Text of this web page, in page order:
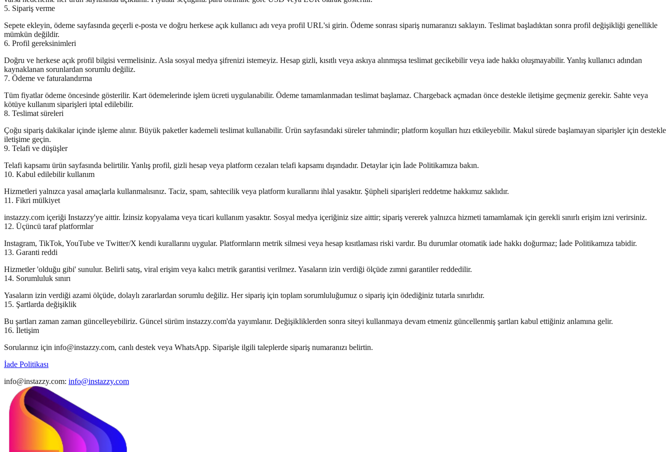
5. Sipariş verme
Sepete ekleyin, ödeme sayfasında geçerli e-posta ve doğru herkese açık kullanıcı adı veya profil URL'si girin. Ödeme sonrası sipariş numaranızı saklayın. Teslimat başladıktan sonra profil değişikliği genellikle
mümkün değildir.
6. Profil gereksinimleri
Doğru ve herkese açık profil bilgisi vermelisiniz. Asla sosyal medya şifrenizi istemeyiz. Hesap gizli, kısıtlı veya askıya alınmışsa teslimat gecikebilir veya iade hakkı oluşmayabilir. Yanlış kullanıcı adından
kaynaklanan sorunlardan sorumlu değiliz.
7. Ödeme ve faturalandırma
Tüm fiyatlar ödeme öncesinde gösterilir. Kart ödemelerinde işlem ücreti uygulanabilir. Ödeme tamamlanmadan teslimat başlamaz. Chargeback açmadan önce destekle iletişime geçmeniz gerekir. Sahte veya
kötüye kullanım siparişleri iptal edilebilir.
8. Teslimat süreleri
Çoğu sipariş dakikalar içinde işleme alınır. Büyük paketler kademeli teslimat kullanabilir. Ürün sayfasındaki süreler tahmindir; platform koşulları hızı etkileyebilir. Makul sürede başlamayan siparişler için destekle
iletişime geçin.
9. Telafi ve düşüşler
Telafi kapsamı ürün sayfasında belirtilir. Yanlış profil, gizli hesap veya platform cezaları telafi kapsamı dışındadır. Detaylar için İade Politikamıza bakın.
10. Kabul edilebilir kullanım
Hizmetleri yalnızca yasal amaçlarla kullanmalısınız. Taciz, spam, sahtecilik veya platform kurallarını ihlal yasaktır. Şüpheli siparişleri reddetme hakkımız saklıdır.
11. Fikri mülkiyet
instazzy.com içeriği Instazzy'ye aittir. İzinsiz kopyalama veya ticari kullanım yasaktır. Sosyal medya içeriğiniz size aittir; sipariş vererek yalnızca hizmeti tamamlamak için gerekli sınırlı erişim izni verirsiniz.
12. Üçüncü taraf platformlar
Instagram, TikTok, YouTube ve Twitter/X kendi kurallarını uygular. Platformların metrik silmesi veya hesap kısıtlaması riski vardır. Bu durumlar otomatik iade hakkı doğurmaz; İade Politikamıza tabidir.
13. Garanti reddi
Hizmetler 'olduğu gibi' sunulur. Belirli satış, viral erişim veya kalıcı metrik garantisi verilmez. Yasaların izin verdiği ölçüde zımni garantiler reddedilir.
14. Sorumluluk sınırı
Yasaların izin verdiği azami ölçüde, dolaylı zararlardan sorumlu değiliz. Her sipariş için toplam sorumluluğumuz o sipariş için ödediğiniz tutarla sınırlıdır.
15. Şartlarda değişiklik
Bu şartları zaman zaman güncelleyebiliriz. Güncel sürüm instazzy.com'da yayımlanır. Değişikliklerden sonra siteyi kullanmaya devam etmeniz güncellenmiş şartları kabul ettiğiniz anlamına gelir.
16. İletişim
Sorularınız için info@instazzy.com, canlı destek veya WhatsApp. Siparişle ilgili taleplerde sipariş numaranızı belirtin.
İade Politikası
info@instazzy.com: info@instazzy.com